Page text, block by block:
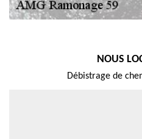
NOUS
Débistrage de